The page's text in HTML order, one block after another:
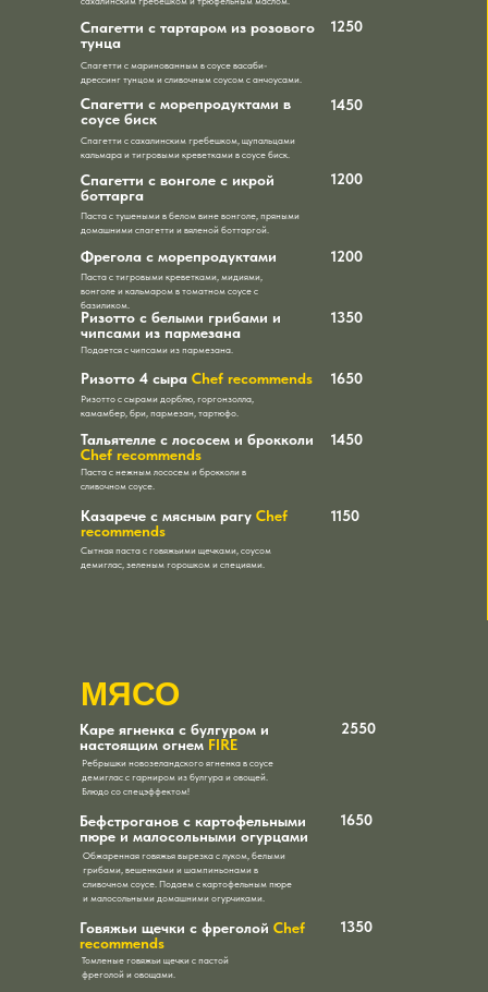
Спагетти с тартаром из розового
тунца
Спагетти с морепродуктами в
соусе биск
Спагетти с вонголе с икрой
боттарга
Фрегола с морепродуктами
Ризотто с белыми грибами и
чипсами из пармезана
Ризотто 4 сыра Chef recommends
Тальятелле с лососем и брокколи
Chef recommends
Казаречe с мясным рагу Chef
recommends
1250
1450
1200
1200
1350
1650
1450
1150
Спагетти с маринованным в соусе васаби-
дрессинг тунцом и сливочным соусом с анчоусами.
Спагетти с сахалинским гребешком, щупальцами
кальмара и тигровыми креветками в соусе биск.
Паста с тушеными в белом вине вонголе, пряными
домашними спагетти и вяленой боттаргой.
Паста с тигровыми креветками, мидиями,
вонголе и кальмаром в томатном соусе с
базиликом.
Подается с чипсами из пармезана.
Ризотто с сырами дорблю, горгонзолла,
камамбер, бри, пармезан, тартюфо.
Паста с нежным лососем и брокколи в
сливочном соусе.
Сытная паста с говяжьими щечками, соусом
демиглас, зеленым горошком и специями.
Каре ягненка с булгуром и
настоящим огнем FIRE
Бефстроганов с картофельными
пюре и малосольными огурцами
Говяжьи щечки с фреголой Chef
recommends
МЯСО
2550
1650
1350
Ребрышки новозеландского ягненка в соусе
демиглас с гарниром из булгура и овощей.
Блюдо со спецэффектом!
Обжаренная говяжья вырезка с луком, белыми
грибами, вешенками и шампиньонами в
сливочном соусе. Подаем с картофельным пюре
и малосольными домашними огурчиками.
Томленые говяжьи щечки с пастой
фреголой и овощами.